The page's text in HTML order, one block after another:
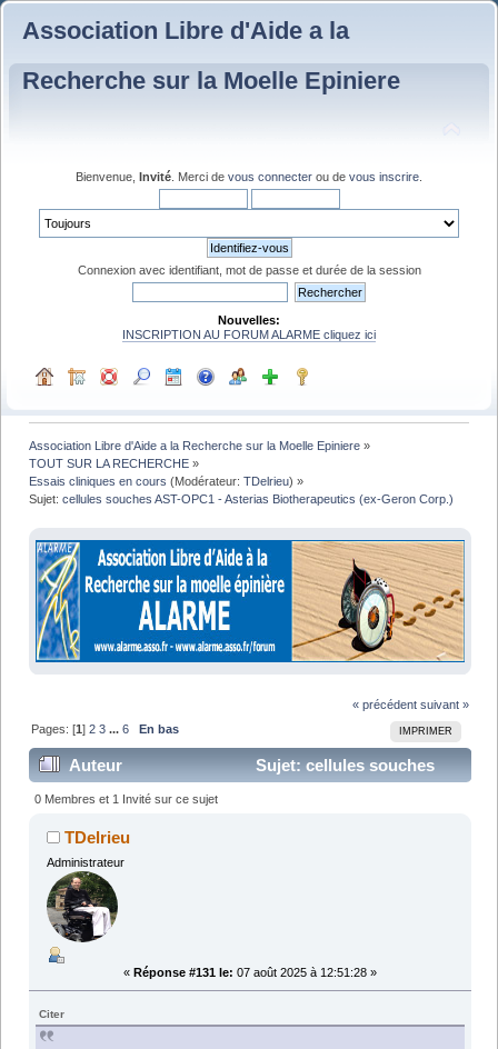
Association Libre d'Aide a la
Recherche sur la Moelle Epiniere
Bienvenue, Invité . Merci de vous connecter ou de vous inscrire
Connexion avec identifiant, mot de passe et durée de la session
Nouvelles:
INSCRIPTION AU FORUM ALARME cliquez ici
Association Libre d'Aide a la Recherche sur la Moelle Epiniere »
TOUT SUR LA RECHERCHE »
Essais cliniques en cours (Modérateur:TDelrieu) »
Sujet:cellules souches AST-OPC1 - Asterias Biotherapeutics (ex-Geron Corp.)
« précédent suivant »
IMPRIMER
Pages: [1]2 3 ...6 En bas
Auteur
Sujet: cellules souches
AST-OPC1 - Asterias Biotherapeutics (ex-Geron
Corp.) (Lu 228857 fois)
0 Membres et 1 Invité sur ce sujet
TDelrieu
Administrateur
« Réponse #131 le: 07 août 2025 à 12:51:28 »
Citer